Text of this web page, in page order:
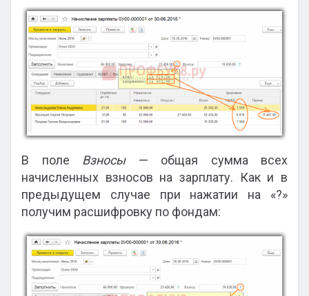
В поле Взносы— общая сумма всех
начисленных взносов на зарплату. Как и в
предыдущем случае при нажатии на «?»
получим расшифровку по фондам: